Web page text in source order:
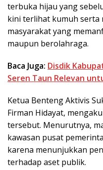
terbuka hijau yang
kini terlihat kumuh serta
masyarakat yang
maupun berolahraga.
Baca Juga: Disdik
Seren Taun Relevan
Ketua Benteng Aktivis
Firman Hidayat,
tersebut. Menurutnya,
kawasan pusat
karena menunjukkan
terhadap aset publik.